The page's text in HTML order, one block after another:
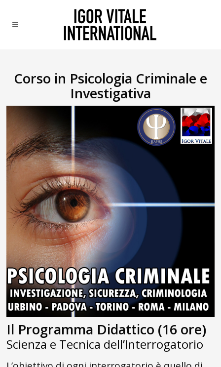
Corso in Psicologia Criminale e
Investigativa
Il Programma Didattico (16 ore)
Scienza e Tecnica dell’Interrogatorio